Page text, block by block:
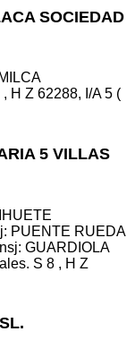
SOCIEDAD
H Z 62288, I/A 5 (
5 VILLAS
PUENTE RUEDA
GUARDIOLA
S 8 , H Z